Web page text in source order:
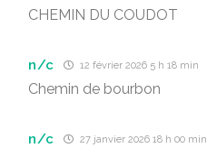
CHEMIN DU COUDOT
n/c 12 février 2026 5 h 18 min
Chemin de bourbon
n/c 27 janvier 2026 18 h 00 min